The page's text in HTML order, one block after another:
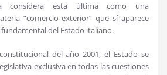
considera esta última como una
“comercio exterior” que sí aparece
del Estado italiano.
del año 2001, el Estado se
exclusiva en todas las cuestiones